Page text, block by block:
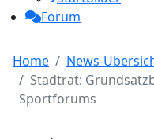
Forum
Home
News-
Stadtrat:
Sportforums